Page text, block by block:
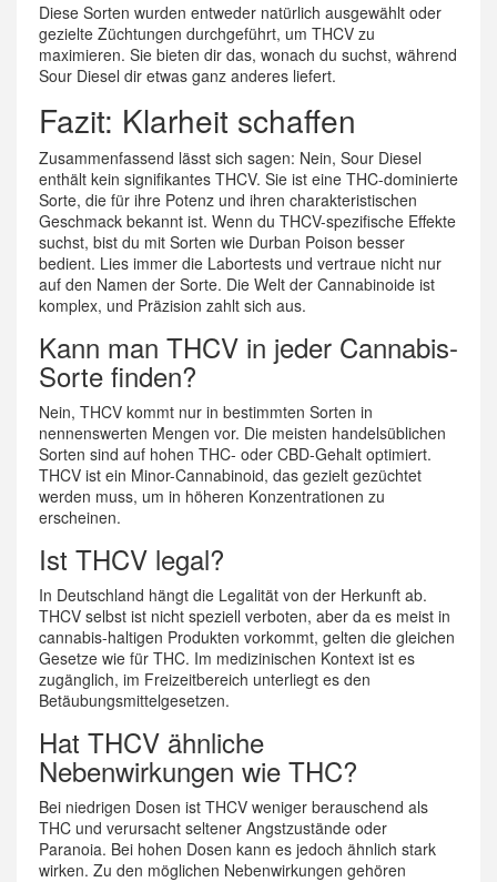
Diese Sorten wurden entweder natürlich ausgewählt oder
gezielte Züchtungen durchgeführt, um THCV zu
maximieren. Sie bieten dir das, wonach du suchst, während
Sour Diesel dir etwas ganz anderes liefert.
Fazit: Klarheit schaffen
Zusammenfassend lässt sich sagen: Nein, Sour Diesel
enthält kein signifikantes THCV. Sie ist eine THC-dominierte
Sorte, die für ihre Potenz und ihren charakteristischen
Geschmack bekannt ist. Wenn du THCV-spezifische Effekte
suchst, bist du mit Sorten wie Durban Poison besser
bedient. Lies immer die Labortests und vertraue nicht nur
auf den Namen der Sorte. Die Welt der Cannabinoide ist
komplex, und Präzision zahlt sich aus.
Kann man THCV in jeder Cannabis-
Sorte finden?
Nein, THCV kommt nur in bestimmten Sorten in
nennenswerten Mengen vor. Die meisten handelsüblichen
Sorten sind auf hohen THC- oder CBD-Gehalt optimiert.
THCV ist ein Minor-Cannabinoid, das gezielt gezüchtet
werden muss, um in höheren Konzentrationen zu
erscheinen.
Ist THCV legal?
In Deutschland hängt die Legalität von der Herkunft ab.
THCV selbst ist nicht speziell verboten, aber da es meist in
cannabis-haltigen Produkten vorkommt, gelten die gleichen
Gesetze wie für THC. Im medizinischen Kontext ist es
zugänglich, im Freizeitbereich unterliegt es den
Betäubungsmittelgesetzen.
Hat THCV ähnliche
Nebenwirkungen wie THC?
Bei niedrigen Dosen ist THCV weniger berauschend als
THC und verursacht seltener Angstzustände oder
Paranoia. Bei hohen Dosen kann es jedoch ähnlich stark
wirken. Zu den möglichen Nebenwirkungen gehören